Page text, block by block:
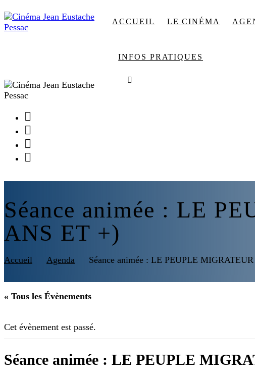
ACCUEIL LE CINÉMA
INFOS PRATIQUES
Séance animée : LE
ANS ET +)
Accueil Agenda Séance animée : LE PEUPLE
« Tous les Évènements
Cet évènement est passé.
Séance animée : LE PEUPLE